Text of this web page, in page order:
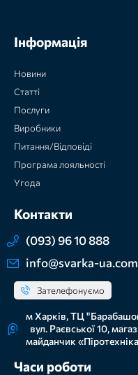
Інформація
Новини
Статті
Послуги
Виробники
Питання/Відповіді
Програма лояльності
Угода
Контакти
(093) 96 10 888
info@svarka-ua.com
Зателефонуємо
м Харків, ТЦ
вул. Раєвської 10,
майданчик
Часи роботи